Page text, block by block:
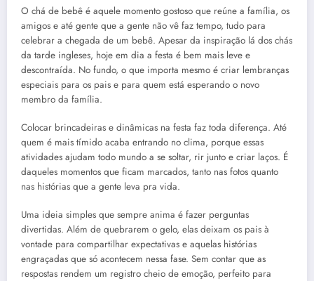
O chá de bebê é aquele momento gostoso que reúne a família, os
amigos e até gente que a gente não vê faz tempo, tudo para
celebrar a chegada de um bebê. Apesar da inspiração lá dos chás
da tarde ingleses, hoje em dia a festa é bem mais leve e
descontraída. No fundo, o que importa mesmo é criar lembranças
especiais para os pais e para quem está esperando o novo
membro da família.
Colocar brincadeiras e dinâmicas na festa faz toda diferença. Até
quem é mais tímido acaba entrando no clima, porque essas
atividades ajudam todo mundo a se soltar, rir junto e criar laços. É
daqueles momentos que ficam marcados, tanto nas fotos quanto
nas histórias que a gente leva pra vida.
Uma ideia simples que sempre anima é fazer perguntas
divertidas. Além de quebrarem o gelo, elas deixam os pais à
vontade para compartilhar expectativas e aquelas histórias
engraçadas que só acontecem nessa fase. Sem contar que as
respostas rendem um registro cheio de emoção, perfeito para